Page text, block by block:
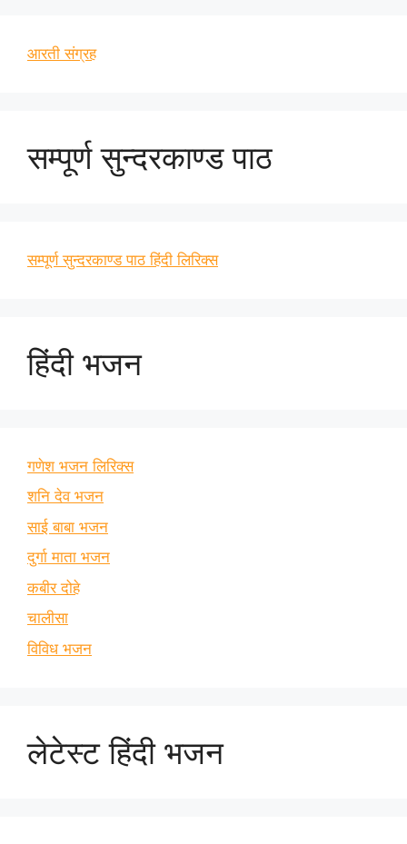
आरती संग्रह
सम्पूर्ण सुन्दरकाण्ड पाठ
सम्पूर्ण सुन्दरकाण्ड पाठ हिंदी लिरिक्स
हिंदी भजन
गणेश भजन लिरिक्स
शनि देव भजन
साई बाबा भजन
दुर्गा माता भजन
कबीर दोहे
चालीसा
विविध भजन
लेटेस्ट हिंदी भजन